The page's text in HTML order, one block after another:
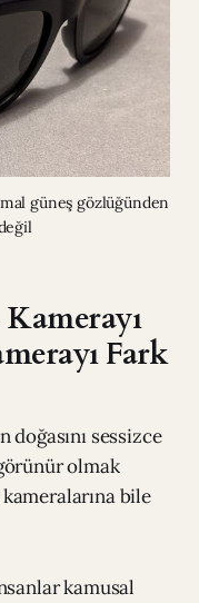
güneş gözlüğünden
Fark
doğasını sessizce
olmak
bile
kamusal